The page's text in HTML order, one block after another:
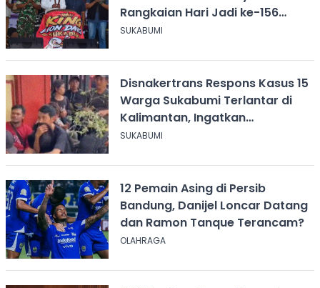
Rangkaian Hari Jadi ke-156
Kabupaten Sukabumi
SUKABUMI
Disnakertrans Respons Kasus 15
Warga Sukabumi Terlantar di
Kalimantan, Ingatkan
Pentingnya Perjanjian Kerja
SUKABUMI
12 Pemain Asing di Persib
Bandung, Danijel Loncar Datang
dan Ramon Tanque Terancam?
OLAHRAGA